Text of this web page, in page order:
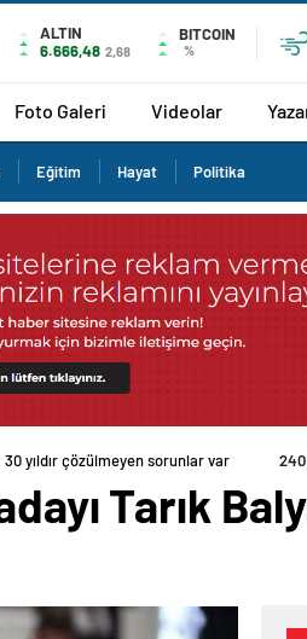
ALTIN
6.666,48 2,68
BITCOIN
%
Foto Galeri Videolar
Eğitim Hayat Politika
30 yıldır çözülmeyen sorunlar var
Tarık